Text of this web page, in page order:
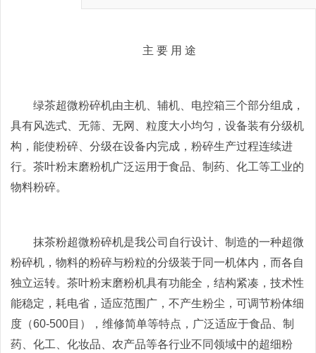
主 要 用 途
绿茶超微粉碎机由主机、辅机、电控箱三个部分组成，
具有风选式、无筛、无网、粒度大小均匀，设备装有分级机
构，能使粉碎、分级在设备内完成，粉碎生产过程连续进
行。茶叶粉末磨粉机广泛运用于食品、制药、化工等工业的
物料粉碎。
抹茶粉超微粉碎机是我公司自行设计、制造的一种超微
粉碎机，物料的粉碎与粉粒的分级装于同一机体内，而各自
独立运转。茶叶粉末磨粉机具有功能全，结构紧凑，技术性
能稳定，耗电省，适应范围广，不产生粉尘，可调节粉体细
度（60-500目），维修简单等特点，广泛适应于食品、制
药、化工、化妆品、农产品等各行业不同领域中的超细粉